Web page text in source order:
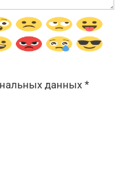
данных *